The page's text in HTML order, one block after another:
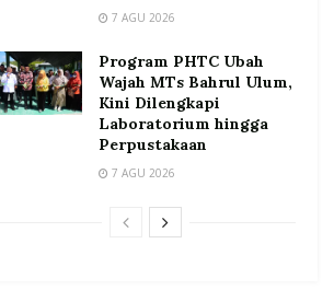
7 AGU 2026
Program PHTC Ubah
Wajah MTs Bahrul Ulum,
Kini Dilengkapi
Laboratorium hingga
Perpustakaan
7 AGU 2026